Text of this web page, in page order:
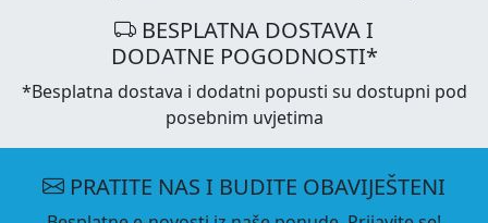
BESPLATNA DOSTAVA I
DODATNE POGODNOSTI*
*Besplatna dostava i dodatni popusti su dostupni pod
posebnim uvjetima
PRATITE NAS I BUDITE OBAVIJEŠTENI